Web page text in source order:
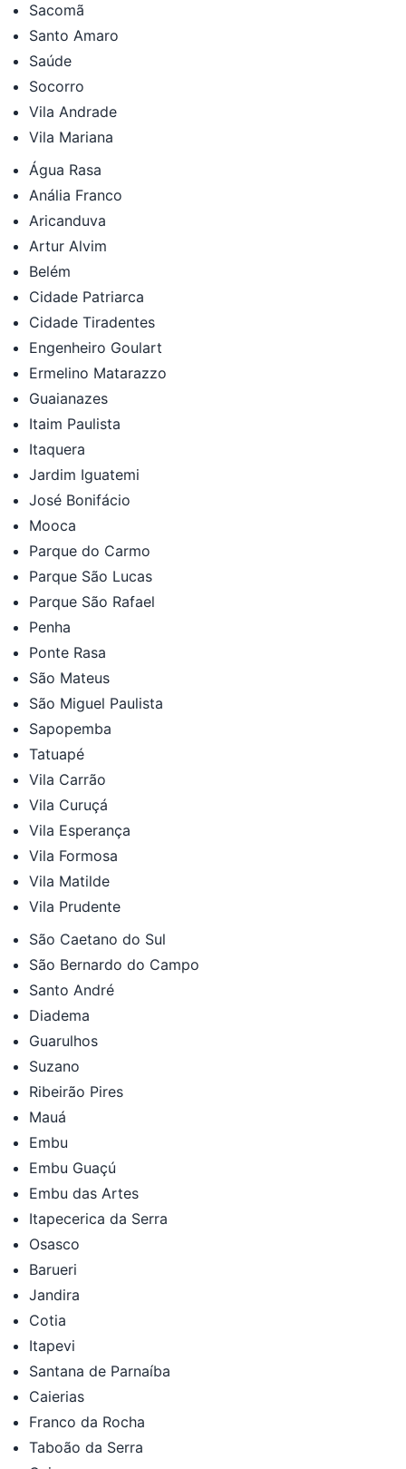
Sacomã
Santo Amaro
Saúde
Socorro
Vila Andrade
Vila Mariana
Água Rasa
Anália Franco
Aricanduva
Artur Alvim
Belém
Cidade Patriarca
Cidade Tiradentes
Engenheiro Goulart
Ermelino Matarazzo
Guaianazes
Itaim Paulista
Itaquera
Jardim Iguatemi
José Bonifácio
Mooca
Parque do Carmo
Parque São Lucas
Parque São Rafael
Penha
Ponte Rasa
São Mateus
São Miguel Paulista
Sapopemba
Tatuapé
Vila Carrão
Vila Curuçá
Vila Esperança
Vila Formosa
Vila Matilde
Vila Prudente
São Caetano do Sul
São Bernardo do Campo
Santo André
Diadema
Guarulhos
Suzano
Ribeirão Pires
Mauá
Embu
Embu Guaçú
Embu das Artes
Itapecerica da Serra
Osasco
Barueri
Jandira
Cotia
Itapevi
Santana de Parnaíba
Caierias
Franco da Rocha
Taboão da Serra